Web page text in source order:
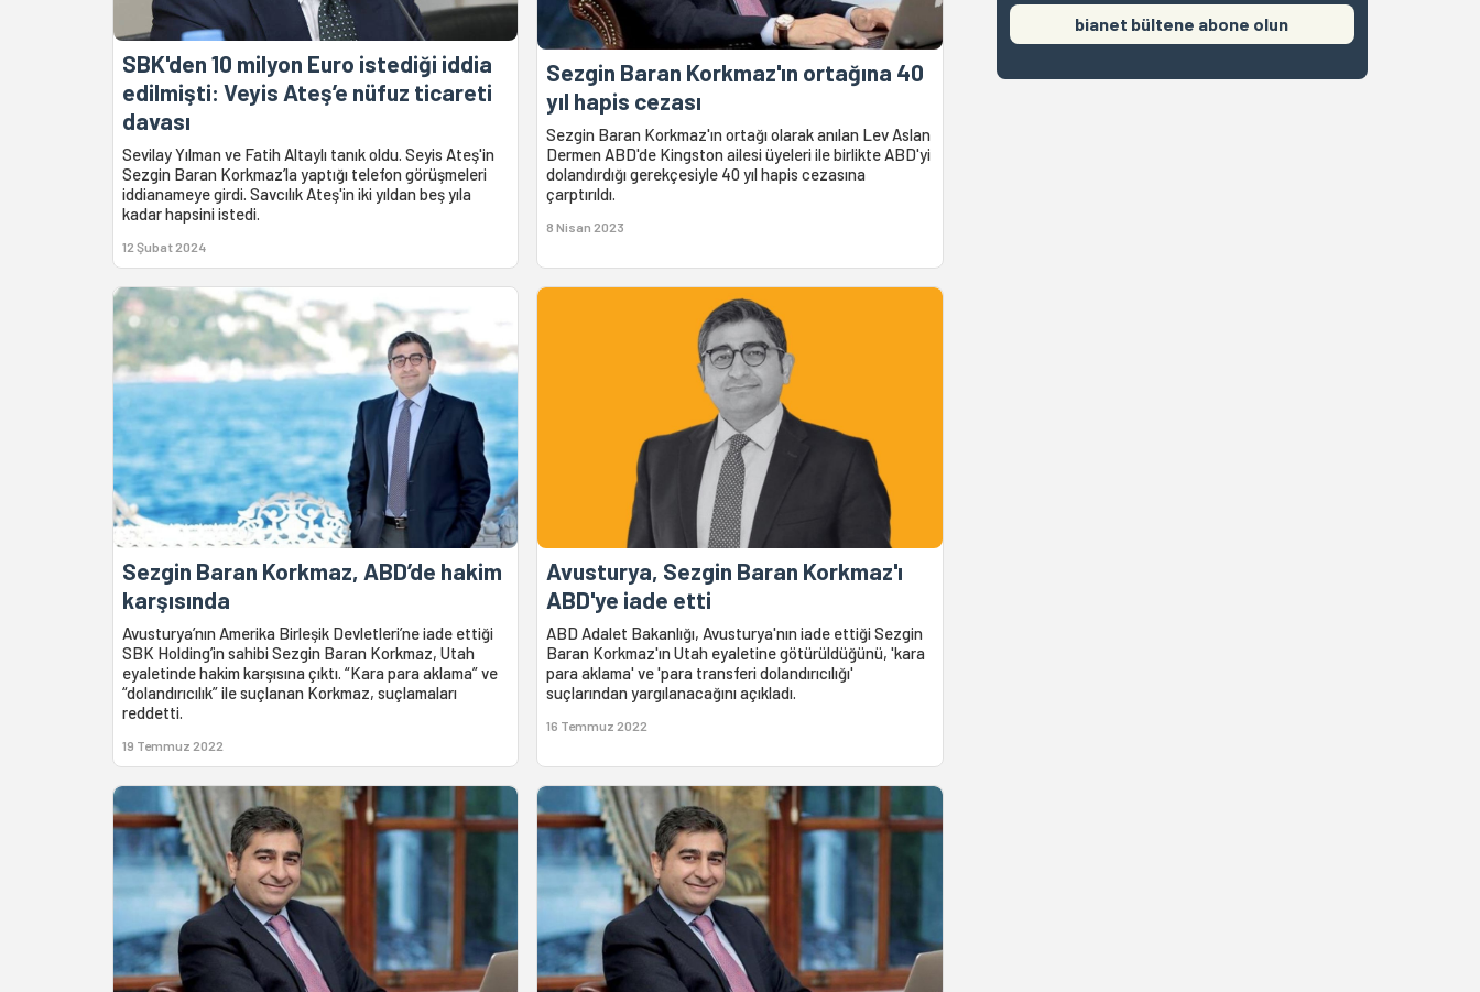
SBK'den 10 milyon Euro istediği iddia
edilmişti: Veyis Ateş’e nüfuz ticareti
davası
Sevilay Yılman ve Fatih Altaylı tanık oldu. Seyis Ateş'in
Sezgin Baran Korkmaz’la yaptığı telefon görüşmeleri
iddianameye girdi. Savcılık Ateş'in iki yıldan beş yıla
kadar hapsini istedi.
12 Şubat 2024
Sezgin Baran Korkmaz'ın ortağına 40
yıl hapis cezası
Sezgin Baran Korkmaz'ın ortağı olarak anılan Lev Aslan
Dermen ABD'de Kingston ailesi üyeleri ile birlikte ABD'yi
dolandırdığı gerekçesiyle 40 yıl hapis cezasına
çarptırıldı.
8 Nisan 2023
Sezgin Baran Korkmaz, ABD’de hakim
karşısında
Avusturya’nın Amerika Birleşik Devletleri’ne iade ettiği
SBK Holding’in sahibi Sezgin Baran Korkmaz, Utah
eyaletinde hakim karşısına çıktı. “Kara para aklama” ve
“dolandırıcılık” ile suçlanan Korkmaz, suçlamaları
reddetti.
19 Temmuz 2022
Avusturya, Sezgin Baran Korkmaz'ı
ABD'ye iade etti
ABD Adalet Bakanlığı, Avusturya'nın iade ettiği Sezgin
Baran Korkmaz'ın Utah eyaletine götürüldüğünü, 'kara
para aklama' ve 'para transferi dolandırıcılığı'
suçlarından yargılanacağını açıkladı.
16 Temmuz 2022
bianet bültene abone olun